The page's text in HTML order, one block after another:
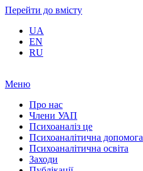
Перейти до вмісту
UA
EN
RU
Меню
Про нас
Члени УАП
Психоаналіз це
Психоаналітична допомога
Психоаналітична освіта
Заходи